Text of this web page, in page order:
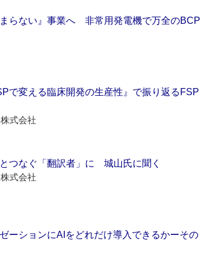
まらない』事業へ 非常用発電機で万全のBCP
で変える臨床開発の生産性』で振り返るFSP
式会社
つなぐ「翻訳者」に 城山氏に聞く
式会社
ーションにAIをどれだけ導入できるかーその